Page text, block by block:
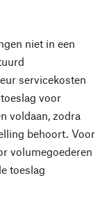
niet in een
servicekosten
voor
voldaan, zodra
behoort. Voor
volumegoederen
toeslag